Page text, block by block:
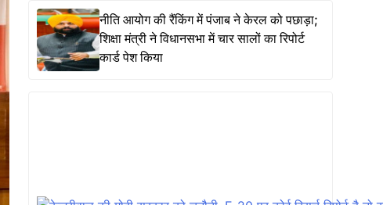
नीति आयोग की रैंकिंग में पंजाब ने केरल को पछाड़ा;
शिक्षा मंत्री ने विधानसभा में चार सालों का रिपोर्ट
कार्ड पेश किया